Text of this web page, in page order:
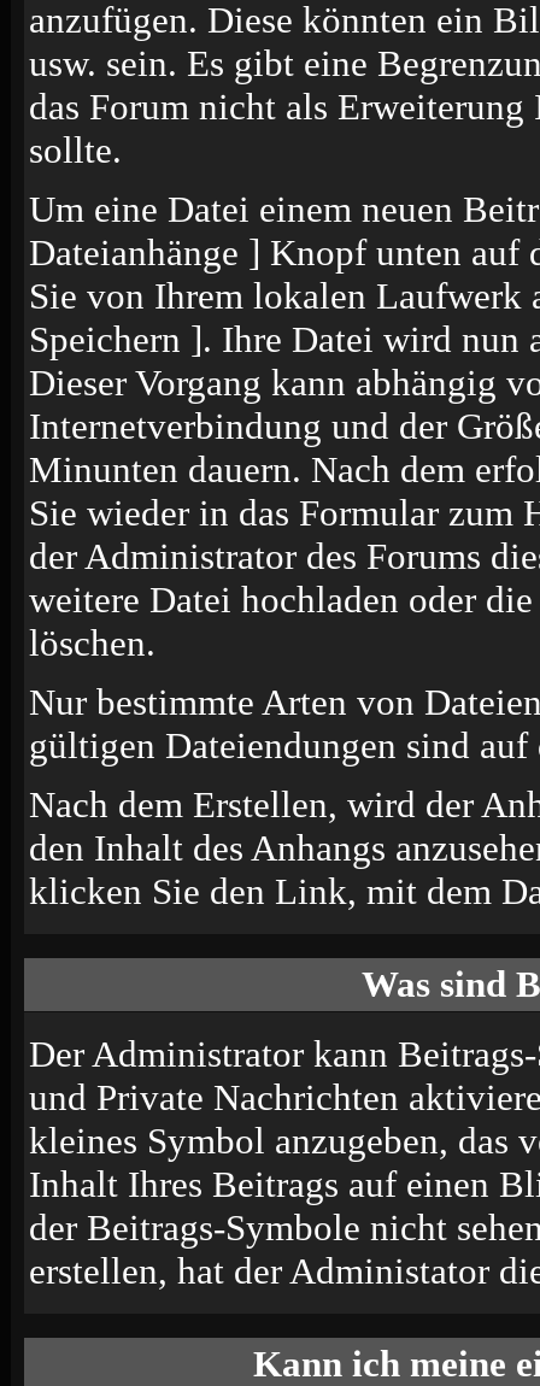
anzufügen. Diese könnten ein
usw. sein. Es gibt eine
das Forum nicht als
sollte.
Um eine Datei einem neuen
Dateianhänge ] Knopf unten auf
Sie von Ihrem lokalen
Speichern ]. Ihre Datei wird nun
Dieser Vorgang kann abhängig
Internetverbindung und der
Minunten dauern. Nach dem
Sie wieder in das Formular zum
der Administrator des Forums
weitere Datei hochladen oder
löschen.
Nur bestimmte Arten von
gültigen Dateiendungen sind
Nach dem Erstellen, wird der
den Inhalt des Anhangs
klicken Sie den Link, mit dem
Was sind
Der Administrator kann
und Private Nachrichten
kleines Symbol anzugeben, das
Inhalt Ihres Beitrags auf einen
der Beitrags-Symbole nicht
erstellen, hat der Administator
Kann ich meine